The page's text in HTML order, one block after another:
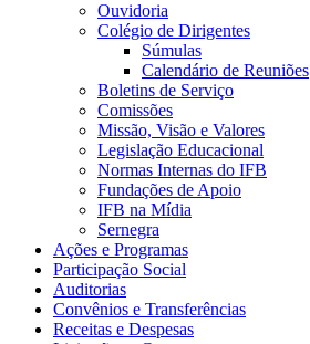
Ouvidoria
Colégio de Dirigentes
Súmulas
Calendário de Reuniões
Boletins de Serviço
Comissões
Missão, Visão e Valores
Legislação Educacional
Normas Internas do IFB
Fundações de Apoio
IFB na Mídia
Sernegra
Ações e Programas
Participação Social
Auditorias
Convênios e Transferências
Receitas e Despesas